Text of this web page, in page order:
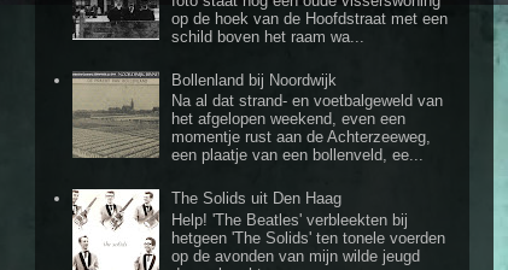
op de hoek van de Hoofdstraat met een
schild boven het raam wa...
Bollenland bij Noordwijk
Na al dat strand- en voetbalgeweld van
het afgelopen weekend, even een
momentje rust aan de Achterzeeweg,
een plaatje van een bollenveld, ee...
The Solids uit Den Haag
Help! 'The Beatles' verbleekten bij
hetgeen 'The Solids' ten tonele voerden
op de avonden van mijn wilde jeugd